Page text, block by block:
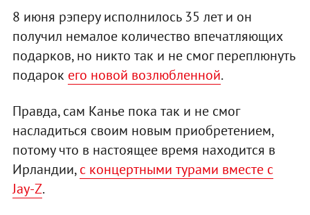
8 июня рэперу исполнилось 35 лет и он
получил немалое количество впечатляющих
подарков, но никто так и не смог переплюнуть
подарок его новой возлюбленной.
Правда, сам Канье пока так и не смог
насладиться своим новым приобретением,
потому что в настоящее время находится в
Ирландии,с концертными турами вместе с
Jay-Z.